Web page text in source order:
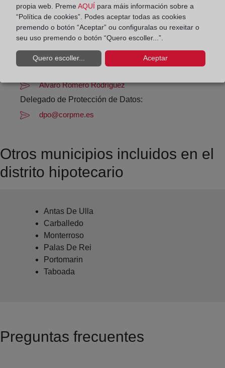
(982) 44 03 81
chantada@registrodelapropiedad.org
Álvaro Romero Rodríguez
Delegado de Protección de Datos:
dpo@corpme.es
Otros municipios incluidos en el
distrito hipotecario
Antas De Ulla
Carballedo
Monterroso
Palas De Rei
Portomarin
Taboada
Preguntas frecuentes
propia web. Preme AQUÍ para máis información sobre a
“Política de cookies”. Podes aceptar todas as cookies
premendo o botón “Aceptar” ou configuralas ou rexeitar o
seu uso premendo o botón “Quero escoller...”.
Quero escoller... Aceptar